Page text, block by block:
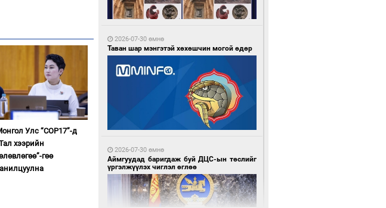
Улс “COP17”-д
хээрийн
гөө
МАН-ын 50 настнууд Хөвсгөлд, 40
настнууд нь Хэнтийд “хуралджээ”
36 минутын өмнө өмнө
2026-07-30 өмнө
Таван шар мэнгэтэй хөхөшчин могой өдөр
2026-07-30 өмнө
Аймгуудад баригдаж буй ДЦС-ын төслийг
үргэлжүүлэх чиглэл өглөө